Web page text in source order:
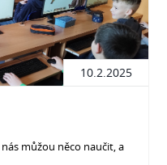
10.2.2025
můžou něco naučit, a